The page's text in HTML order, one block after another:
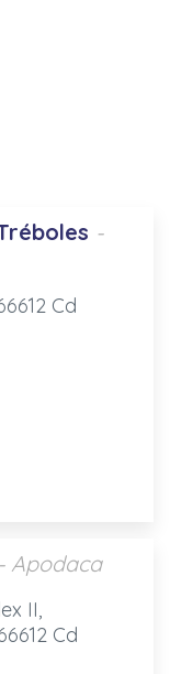
-
Cd
- Apodaca
II,
Cd